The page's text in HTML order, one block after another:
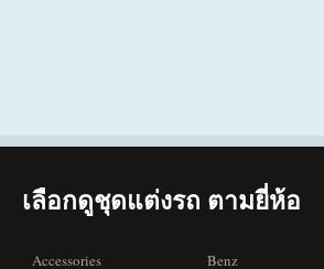
เลือกดูชุดแต่งรถ ตามยี่ห้อ
Accessories Benz